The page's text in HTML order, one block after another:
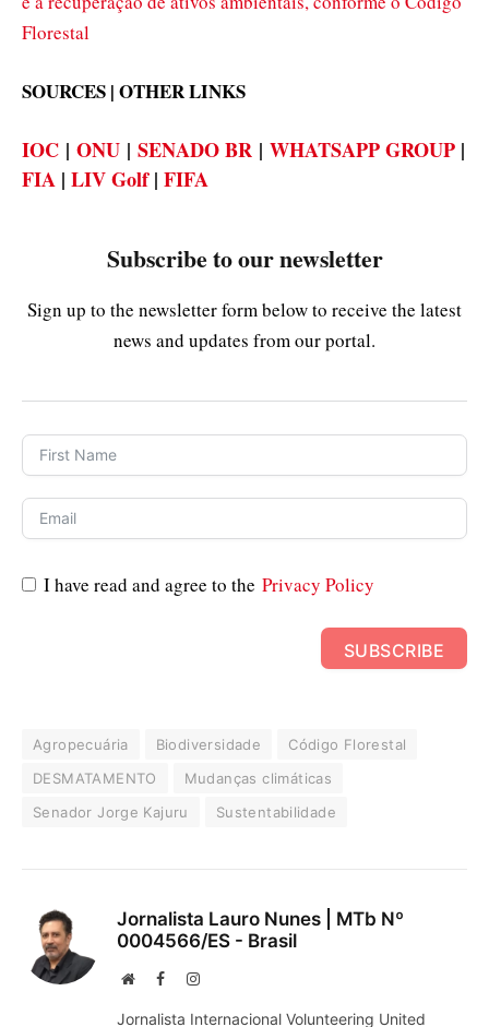
Florestal
SOURCES | OTHER LINKS
IOC | ONU | SENADO BR | WHATSAPP GROUP |
FIA | LIV Golf| FIFA
Subscribe to our newsletter
Sign up to the newsletter form below to receive the latest
news and updates from our portal.
I have read and agree to the Privacy Policy
SUBSCRIBE
Agropecuária Biodiversidade
Código Florestal
DESMATAMENTO
Mudanças climáticas
Senador Jorge Kajuru
Sustentabilidade
Jornalista Lauro Nunes | MTb Nº
0004566/ES - Brasil
WebsiteFacebookInstagram
Jornalista Internacional Volunteering United